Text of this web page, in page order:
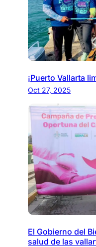
¡Puerto Vallarta
Oct 27, 2025
El Gobierno del
salud de las